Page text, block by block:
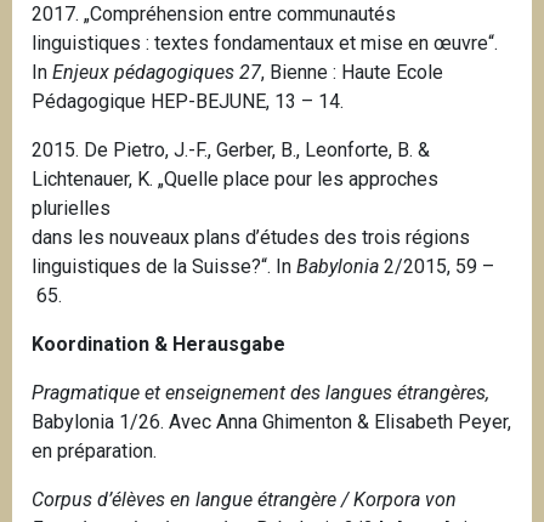
2017. „Compréhension entre communautés
linguistiques : textes fondamentaux et mise en œuvre“.
In Enjeux pédagogiques 27, Bienne : Haute Ecole
Pédagogique HEP-BEJUNE, 13 – 14.
2015. De Pietro, J.-F., Gerber, B., Leonforte, B. &
Lichtenauer, K. „Quelle place pour les approches
plurielles
dans les nouveaux plans d’études des trois régions
linguistiques de la Suisse?“. In Babylonia 2/2015, 59 –
65.
Koordination & Herausgabe
Pragmatique et enseignement des langues étrangères,
Babylonia 1/26. Avec Anna Ghimenton & Elisabeth Peyer,
en préparation.
Corpus d’élèves en langue étrangère / Korpora von